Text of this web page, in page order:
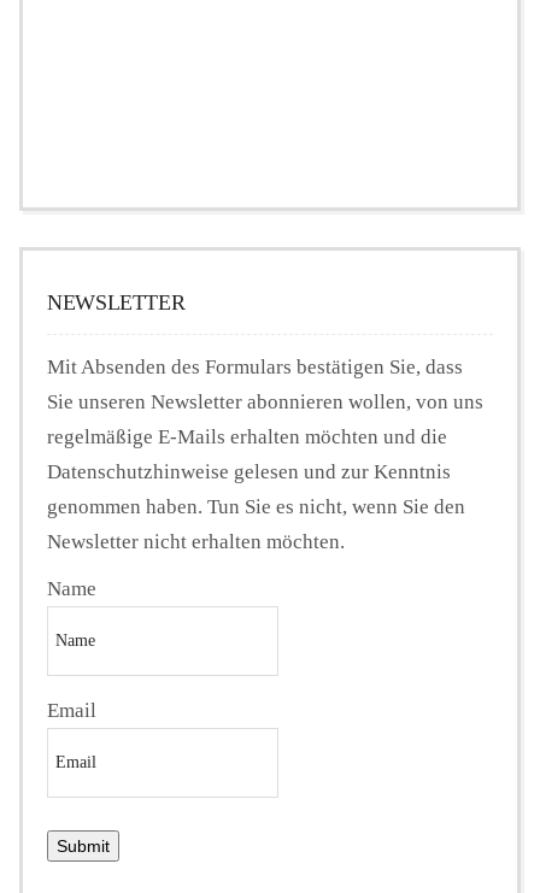
NEWSLETTER
Mit Absenden des Formulars bestätigen Sie, dass
Sie unseren Newsletter abonnieren wollen, von uns
regelmäßige E-Mails erhalten möchten und die
Datenschutzhinweise gelesen und zur Kenntnis
genommen haben. Tun Sie es nicht, wenn Sie den
Newsletter nicht erhalten möchten.
Name
Email